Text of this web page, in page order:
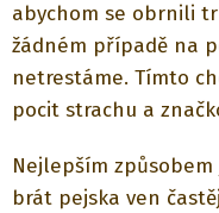
abychom se obrnili
žádném případě na
netrestáme. Tímto
pocit strachu a
Nejlepším
brát pejska ven